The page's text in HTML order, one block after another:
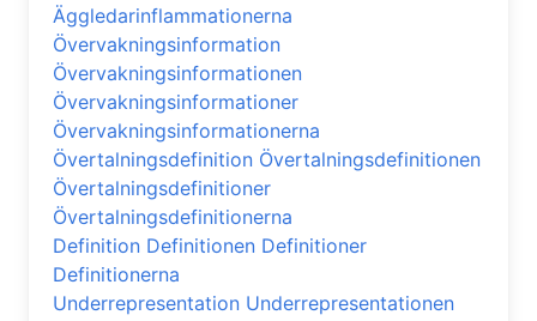
Äggledarinflammationerna
Övervakningsinformation
Övervakningsinformationen
Övervakningsinformationer
Övervakningsinformationerna
Övertalningsdefinition Övertalningsdefinitionen
Övertalningsdefinitioner
Övertalningsdefinitionerna
Definition Definitionen Definitioner
Definitionerna
Underrepresentation Underrepresentationen